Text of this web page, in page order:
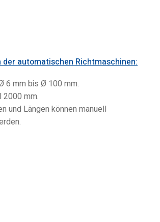
automatischen Richtmaschinen:
6 mm bis Ø 100 mm.
2000 mm.
und Längen können manuell